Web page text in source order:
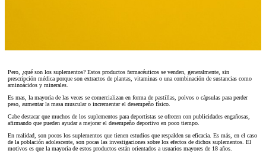
Pero, ¿qué son los suplementos? Estos productos farmacéuticos se venden, generalmente, sin
prescripción médica porque son extractos de plantas, vitaminas o una combinación de sustancias como
aminoácidos y minerales.
Es mas, la mayoría de las veces se comercializan en forma de pastillas, polvos o cápsulas para perder
peso, aumentar la masa muscular o incrementar el desempeño físico.
Cabe destacar que muchos de los suplementos para deportistas se ofrecen con publicidades engañosas,
afirmando que pueden ayudar a mejorar el desempeño deportivo en poco tiempo.
En realidad, son pocos los suplementos que tienen estudios que respalden su eficacia. Es más, en el caso
de la población adolescente, son pocas las investigaciones sobre los efectos de dichos suplementos. El
motivos es que la mayoría de estos productos están orientados a usuarios mayores de 18 años.